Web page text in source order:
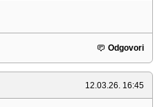
Odgovori
12.03.26. 16:45